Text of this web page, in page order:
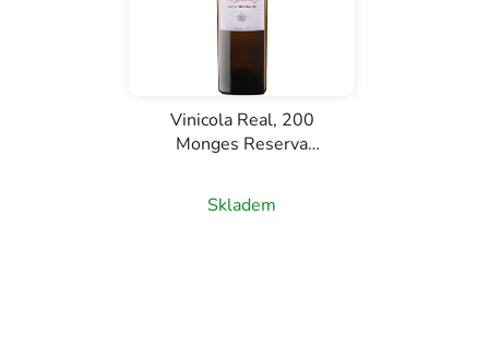
Vinicola Real, 200
Monges Reserva
růžové víno, 0,75l
Skladem